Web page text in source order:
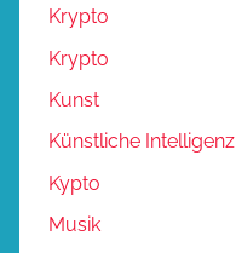
Krypto
Krypto
Kunst
Künstliche Intelligenz
Kypto
Musik